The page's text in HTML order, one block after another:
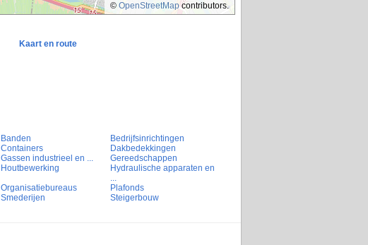
© OpenStreetMapcontributors.
Kaart en route
Banden
Bedrijfsinrichtingen
Containers
Dakbedekkingen
Gassen industrieel en ...
Gereedschappen
Houtbewerking
Hydraulische apparaten en
...
Organisatiebureaus
Plafonds
Smederijen
Steigerbouw